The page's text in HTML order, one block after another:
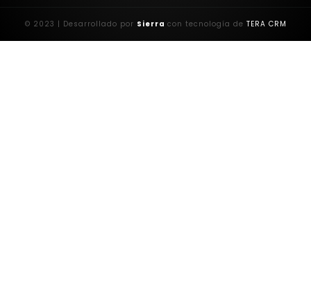
© 2023 | Desarrollado por Sierra con tecnología de TERA CRM